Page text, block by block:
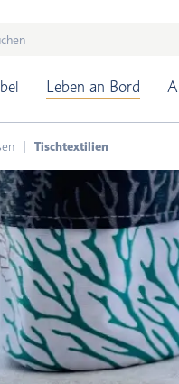
Leben an Bord
Tischtextilien